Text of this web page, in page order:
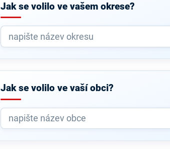
Jak se volilo ve vašem okrese?
Jak se volilo ve vaší obci?